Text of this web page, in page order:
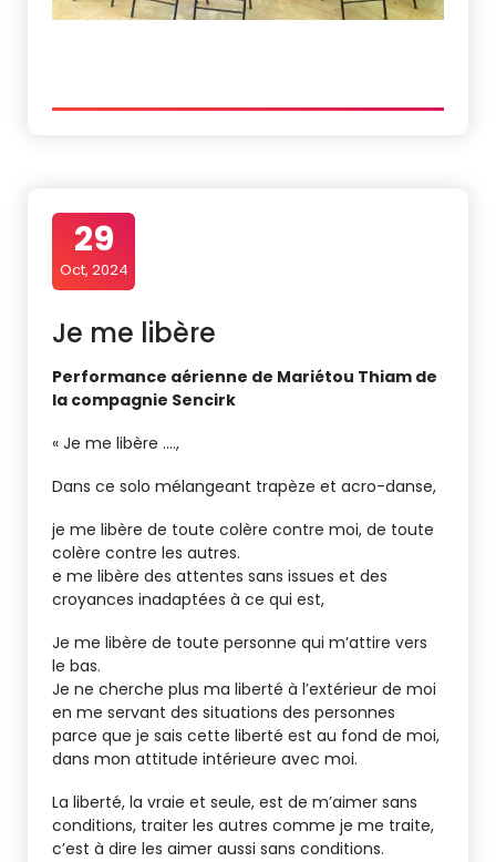
29
Oct, 2024
Je me libère
Performance aérienne de Mariétou Thiam de
la compagnie Sencirk
« Je me libère ….,
Dans ce solo mélangeant trapèze et acro-danse,
je me libère de toute colère contre moi, de toute
colère contre les autres.
e me libère des attentes sans issues et des
croyances inadaptées à ce qui est,
Je me libère de toute personne qui m’attire vers
le bas.
Je ne cherche plus ma liberté à l’extérieur de moi
en me servant des situations des personnes
parce que je sais cette liberté est au fond de moi,
dans mon attitude intérieure avec moi.
La liberté, la vraie et seule, est de m’aimer sans
conditions, traiter les autres comme je me traite,
c’est à dire les aimer aussi sans conditions.